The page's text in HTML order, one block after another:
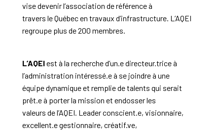
vise devenir l’association de référence à
travers le Québec en travaux d’infrastructure. L’AQEI
regroupe plus de 200 membres.
L’AQEIest à la recherche d’un.e directeur.trice à
l’administration intéressé.e à se joindre à une
équipe dynamique et remplie de talents qui serait
prêt.e à porter la mission et endosser les
valeurs de l’AQEI. Leader conscient.e, visionnaire,
excellent.e gestionnaire, créatif.ve,